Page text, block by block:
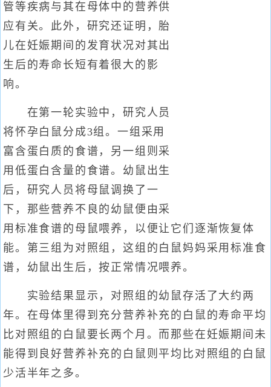
管等疾病与其在母体中的营养供
应有关。此外，研究还证明，胎
儿在妊娠期间的发育状况对其出
生后的寿命长短有着很大的影
响。
在第一轮实验中，研究人员
将怀孕白鼠分成3组。一组采用
富含蛋白质的食谱，另一组则采
用低蛋白含量的食谱。幼鼠出生
后，研究人员将母鼠调换了一
下，那些营养不良的幼鼠便由采
用标准食谱的母鼠喂养，以便让它们逐渐恢复体
能。第三组为对照组，这组的白鼠妈妈采用标准食
谱，幼鼠出生后，按正常情况喂养。
实验结果显示，对照组的幼鼠存活了大约两
年。在母体里得到充分营养补充的白鼠的寿命平均
比对照组的白鼠要长两个月。而那些在妊娠期间未
能得到良好营养补充的白鼠则平均比对照组的白鼠
少活半年之多。